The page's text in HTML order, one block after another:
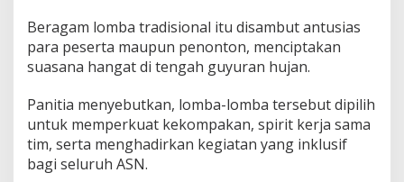
T
g
a
Beragam lomba tradisional itu disambut antusias
para peserta maupun penonton, menciptakan
suasana hangat di tengah guyuran hujan.
Panitia menyebutkan, lomba-lomba tersebut dipilih
untuk memperkuat kekompakan, spirit kerja sama
tim, serta menghadirkan kegiatan yang inklusif
bagi seluruh ASN.